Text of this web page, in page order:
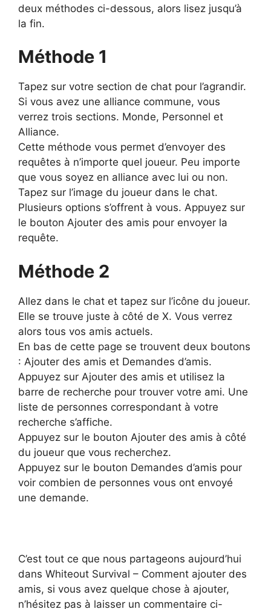
deux méthodes ci-dessous, alors lisez jusqu’à
la fin.
Méthode 1
Tapez sur votre section de chat pour l’agrandir.
Si vous avez une alliance commune, vous
verrez trois sections. Monde, Personnel et
Alliance.
Cette méthode vous permet d’envoyer des
requêtes à n’importe quel joueur. Peu importe
que vous soyez en alliance avec lui ou non.
Tapez sur l’image du joueur dans le chat.
Plusieurs options s’offrent à vous. Appuyez sur
le bouton Ajouter des amis pour envoyer la
requête.
Méthode 2
Allez dans le chat et tapez sur l’icône du joueur.
Elle se trouve juste à côté de X. Vous verrez
alors tous vos amis actuels.
En bas de cette page se trouvent deux boutons
: Ajouter des amis et Demandes d’amis.
Appuyez sur Ajouter des amis et utilisez la
barre de recherche pour trouver votre ami. Une
liste de personnes correspondant à votre
recherche s’affiche.
Appuyez sur le bouton Ajouter des amis à côté
du joueur que vous recherchez.
Appuyez sur le bouton Demandes d’amis pour
voir combien de personnes vous ont envoyé
une demande.
C’est tout ce que nous partageons aujourd’hui
dans Whiteout Survival – Comment ajouter des
amis, si vous avez quelque chose à ajouter,
n’hésitez pas à laisser un commentaire ci-